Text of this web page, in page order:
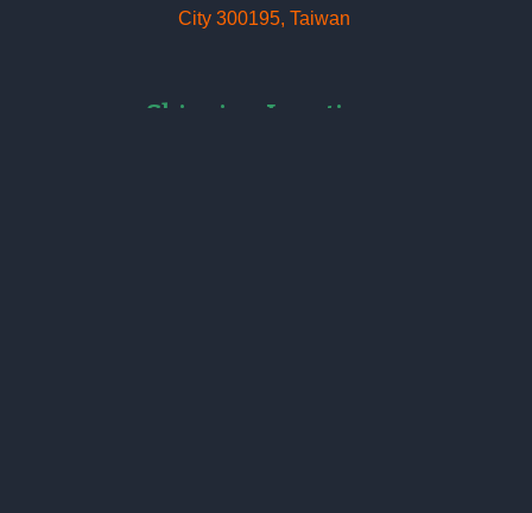
City 300195, Taiwan
Shipping Locations